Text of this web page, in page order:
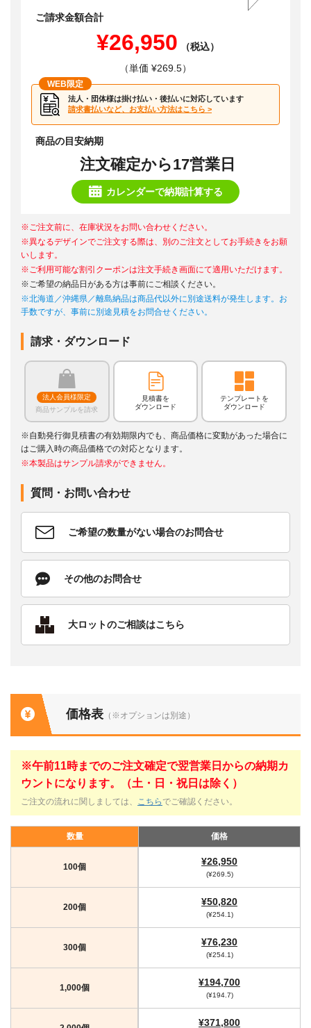
ご請求金額合計
¥26,950
（税込）
（単価 ¥269.5）
WEB限定
法人・団体様は掛け払い・後払いに対応しています
請求書払いなど、お支払い方法はこちら >
商品の目安納期
注文確定から17営業日
カレンダーで納期計算する
※ご注文前に、在庫状況をお問い合わせください。
※異なるデザインでご注文する際は、別のご注文としてお手続きをお願
いします。
※ご利用可能な割引クーポンは注文手続き画面にて適用いただけます。
※ご希望の納品日がある方は事前にご相談ください。
※北海道／沖縄県／離島納品は商品代以外に別途送料が発生します。お
手数ですが、事前に別途見積をお問合せください。
請求・ダウンロード
法人会員様限定
商品サンプルを請求
見積書を
ダウンロード
テンプレートを
ダウンロード
※自動発行御見積書の有効期限内でも、商品価格に変動があった場合に
はご購入時の商品価格での対応となります。
※本製品はサンプル請求ができません。
質問・お問い合わせ
ご希望の数量がない場合のお問合せ
その他のお問合せ
大ロットのご相談はこちら
価格表 （※オプションは別途）
※午前11時までのご注文確定で翌営業日からの納期カ
ウントになります。（土・日・祝日は除く）
ご注文の流れに関しましては、 こちら でご確認ください。
数量 価格
100個 ¥26,950
(¥269.5)
200個 ¥50,820
(¥254.1)
300個 ¥76,230
(¥254.1)
1,000個 ¥194,700
(¥194.7)
¥371,800